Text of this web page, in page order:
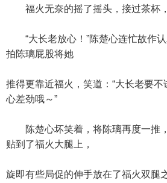
福火无奈的摇了摇头，接过茶杯，
“大长老放心！”陈楚心连忙故作认
拍陈璃屁股将她
推得更靠近福火，笑道：“大长老要
心差劲哦～”
陈楚心坏笑着，将陈璃再度一推
贴到了福火大腿上，
旋即有些局促的伸手放在了福火双腿